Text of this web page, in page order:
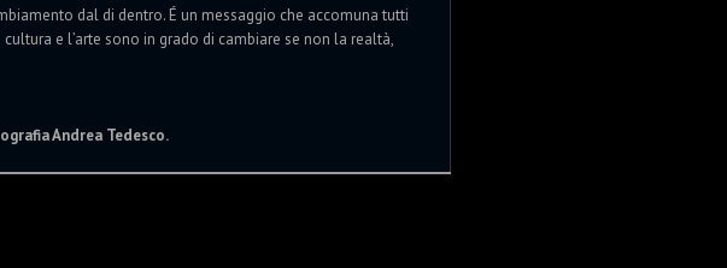
dal di dentro. É un messaggio che accomuna tutti
e l’arte sono in grado di cambiare se non la realtà,
Andrea Tedesco.